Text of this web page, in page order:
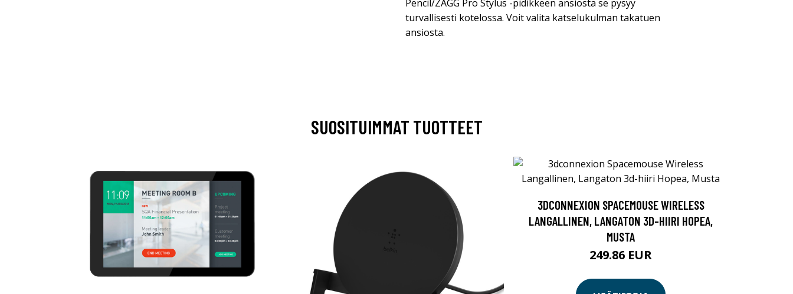
Pencil/ZAGG Pro Stylus -pidikkeen ansiosta se pysyy
turvallisesti kotelossa. Voit valita katselukulman takatuen
ansiosta.
SUOSITUIMMAT TUOTTEET
3DCONNEXION SPACEMOUSE WIRELESS
LANGALLINEN, LANGATON 3D-HIIRI HOPEA,
MUSTA
249.86 EUR